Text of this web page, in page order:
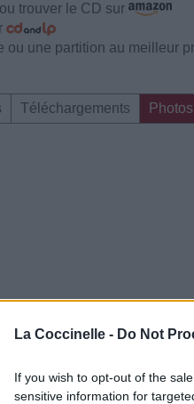
La Coccinelle - Do Not
If you wish to opt-out of the
sensitive information for
trouver le CD sur
ou une partition au meilleur
Téléchargements Photos